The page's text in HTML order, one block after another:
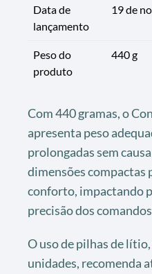
Data de
lançamento
19 de
Peso do
produto
440 g
Com 440 gramas, o
apresenta peso
prolongadas sem
dimensões compactas
conforto, impactando
precisão dos
O uso de pilhas de
unidades, recomenda